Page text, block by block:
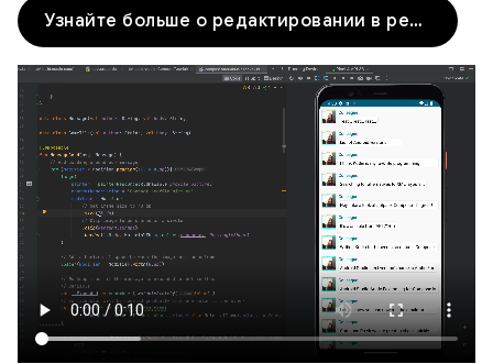
Узнайте больше о редактировании в реальном времени.